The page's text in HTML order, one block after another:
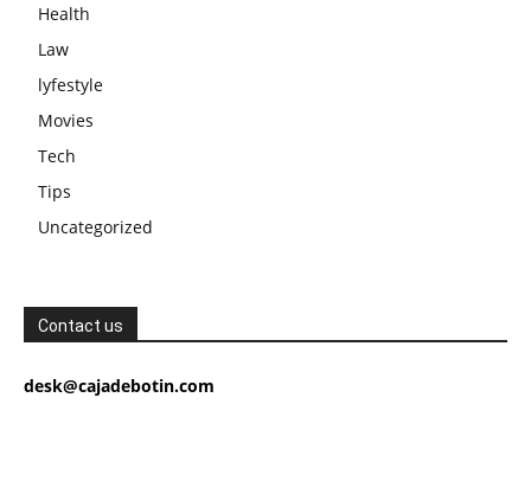
Health
Law
lyfestyle
Movies
Tech
Tips
Uncategorized
Contact us
desk@cajadebotin.com